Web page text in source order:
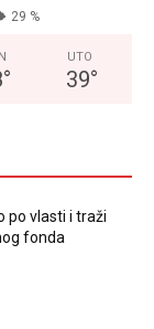
29 %
°
UTO
39°
po vlasti i traži
fonda